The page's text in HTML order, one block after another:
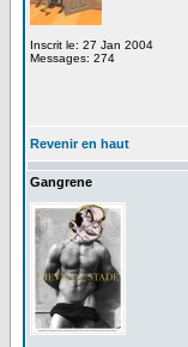
Inscrit le: 27 Jan 2004
Messages: 274
Revenir en haut
Gangrene